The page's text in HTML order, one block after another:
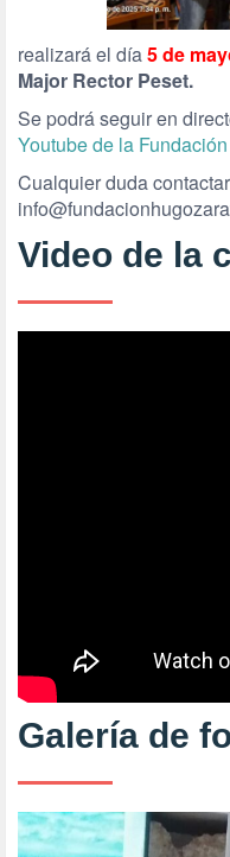
realizará el día5 de
Major Rector Peset.
Se podrá seguir en
Youtube de la
Cualquier duda
Video de la
Galería de